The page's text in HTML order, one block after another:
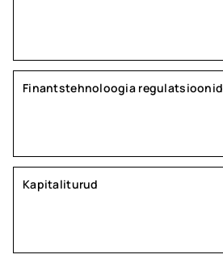
Finantstehnoloogia regulatsioonid
Kapitaliturud